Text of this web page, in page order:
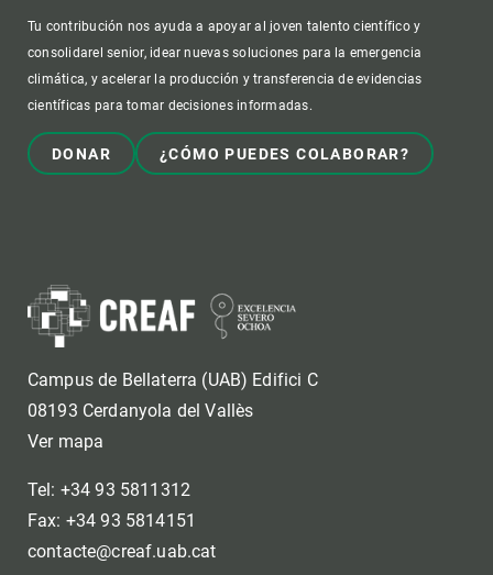
Tu contribución nos ayuda a apoyar al joven talento científico y
consolidarel senior, idear nuevas soluciones para la emergencia
climática, y acelerar la producción y transferencia de evidencias
científicas para tomar decisiones informadas.
DONAR ¿CÓMO PUEDES COLABORAR?
Campus de Bellaterra (UAB) Edifici C
08193 Cerdanyola del Vallès
Ver mapa
Tel: +34 93 5811312
Fax: +34 93 5814151
contacte@creaf.uab.cat